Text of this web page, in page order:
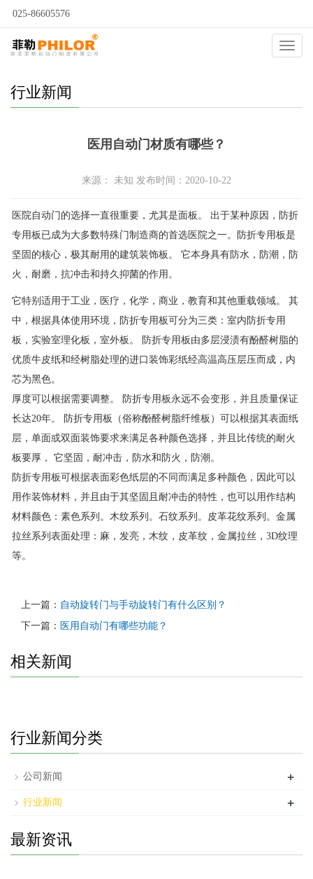
025-86605576
自动门
行业新闻
医用自动门材质有哪些？
来源： 未知 发布时间：2020-10-22
医院自动门的选择一直很重要，尤其是面板。 出于某种原因，防折
专用板已成为大多数特殊门制造商的首选医院之一。防折专用板是
坚固的核心，极其耐用的建筑装饰板。 它本身具有防水，防潮，防
火，耐磨，抗冲击和持久抑菌的作用。
它特别适用于工业，医疗，化学，商业，教育和其他重载领域。 其
中，根据具体使用环境，防折专用板可分为三类：室内防折专用
板，实验室理化板，室外板。 防折专用板由多层浸渍有酚醛树脂的
优质牛皮纸和经树脂处理的进口装饰彩纸经高温高压层压而成，内
芯为黑色。
厚度可以根据需要调整。 防折专用板永远不会变形，并且质量保证
长达20年。 防折专用板（俗称酚醛树脂纤维板）可以根据其表面纸
层，单面或双面装饰要求来满足各种颜色选择，并且比传统的耐火
板要厚， 它坚固，耐冲击，防水和防火，防潮。
防折专用板可根据表面彩色纸层的不同而满足多种颜色，因此可以
用作装饰材料，并且由于其坚固且耐冲击的特性，也可以用作结构
材料颜色：素色系列。木纹系列。石纹系列。皮革花纹系列。金属
拉丝系列表面处理：麻，发亮，木纹，皮革纹，金属拉丝，3D纹理
等。
上一篇： 自动旋转门与手动旋转门有什么区别？
下一篇： 医用自动门有哪些功能？
相关新闻
行业新闻分类
公司新闻 +
行业新闻 +
最新资讯